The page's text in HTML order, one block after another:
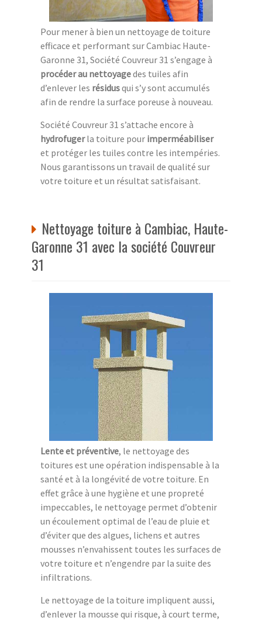
Pour mener à bien un nettoyage de toiture
efficace et performant sur Cambiac Haute-
Garonne 31, Société Couvreur 31 s’engage à
procéder au nettoyagedes tuiles afin
d’enlever les résidusqui s’y sont accumulés
afin de rendre la surface poreuse à nouveau.
Société Couvreur 31 s’attache encore à
hydrofugerla toiture pour imperméabiliser
et protéger les tuiles contre les intempéries.
Nous garantissons un travail de qualité sur
votre toiture et un résultat satisfaisant.
Nettoyage toiture à Cambiac, Haute-
Garonne 31 avec la société Couvreur
31
Lente et préventive, le nettoyage des
toitures est une opération indispensable à la
santé et à la longévité de votre toiture. En
effet grâce à une hygiène et une propreté
impeccables, le nettoyage permet d’obtenir
un écoulement optimal de l’eau de pluie et
d’éviter que des algues, lichens et autres
mousses n’envahissent toutes les surfaces de
votre toiture et n’engendre par la suite des
infiltrations.
Le nettoyage de la toiture impliquent aussi,
d’enlever la mousse qui risque, à court terme,